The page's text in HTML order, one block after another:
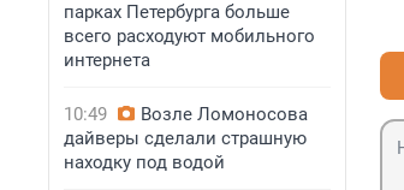
парках Петербурга больше
всего расходуют мобильного
интернета
10:49
Возле Ломоносова
дайверы сделали страшную
находку под водой